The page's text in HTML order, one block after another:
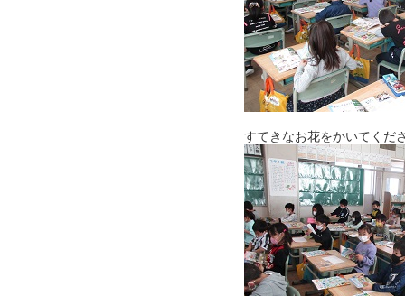
すてきなお花をかいてくだ